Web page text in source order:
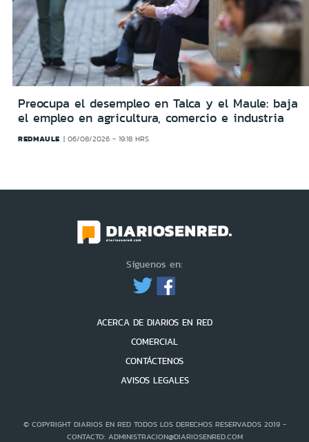
Preocupa el desempleo en Talca y el Maule: baja
el empleo en agricultura, comercio e industria
REDMAULE 06/08/2026 - 19:18 HRS
Síguenos en:
ACERCA DE DIARIOS EN RED
COMERCIAL
CONTÁCTENOS
AVISOS LEGALES
© COPYRIGHT DIARIOS EN RED TODOS LOS DERECHOS RESERVADOS 2019 -
CONTACTO: ADMINISTRACION@DIARIOSENRED.COM